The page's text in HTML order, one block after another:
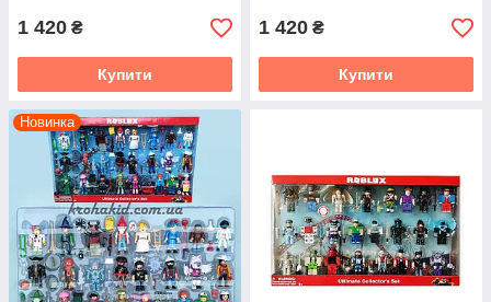
1 420 ₴
Купити
1 420 ₴
Купити
Новинка